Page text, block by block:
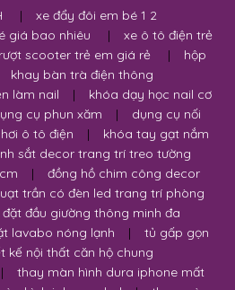
|
xe đẩy đôi em bé 1 2
giá bao nhiêu |
xe ô tô điện trẻ
scooter trẻ em giá rẻ |
hộp
khay bàn trà điện thông
làm nail |
khóa dạy học nail cơ
cụ phun xăm |
dụng cụ nối
ô tô điện |
khóa tay gạt nắm
sắt decor trang trí treo tường
|
đồng hồ chim công decor
trần có đèn led trang trí phòng
đầu giường thông minh đa
lavabo nóng lạnh |
tủ gấp gọn
kế nội thất căn hộ chung
|
thay màn hình dura iphone mất